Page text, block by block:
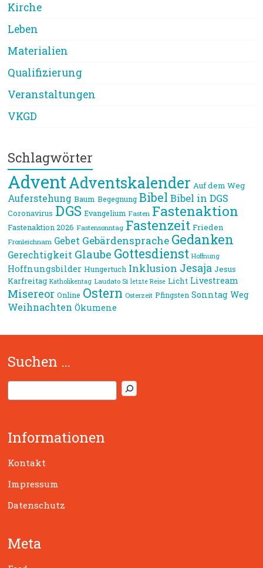
Kirche
Leben
Materialien
Qualifizierung
Veranstaltungen
VKGD
Schlagwörter
AdventAdventskalender Auf dem Weg
Auferstehung Baum Begegnung Bibel Bibel in DGS
Coronavirus DGS Evangelium Fasten Fastenaktion
Fastenaktion 2026 Fastensonntag Fastenzeit Frieden
Fronleichnam Gebet Gebärdensprache Gedanken
Gerechtigkeit Glaube Gottesdienst Hoffnung
Hoffnungsbilder Hungertuch Inklusion Jesaja Jesus
Karfreitag Katholikentag Laudato Si letzte Reise Licht Livestream
Misereor Online Ostern Osterzeit Pfingsten Sonntag Weg
Weihnachten Ökumene
Suchen …
u
e
n
Informationen
Kontakt
Impressum
Datenschutz
Meta